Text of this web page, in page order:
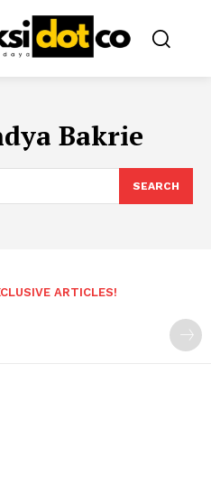
Bakrie
SEARCH
ARTICLES!